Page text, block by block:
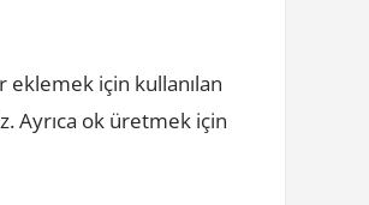
eklemek için kullanılan
Ayrıca ok üretmek için